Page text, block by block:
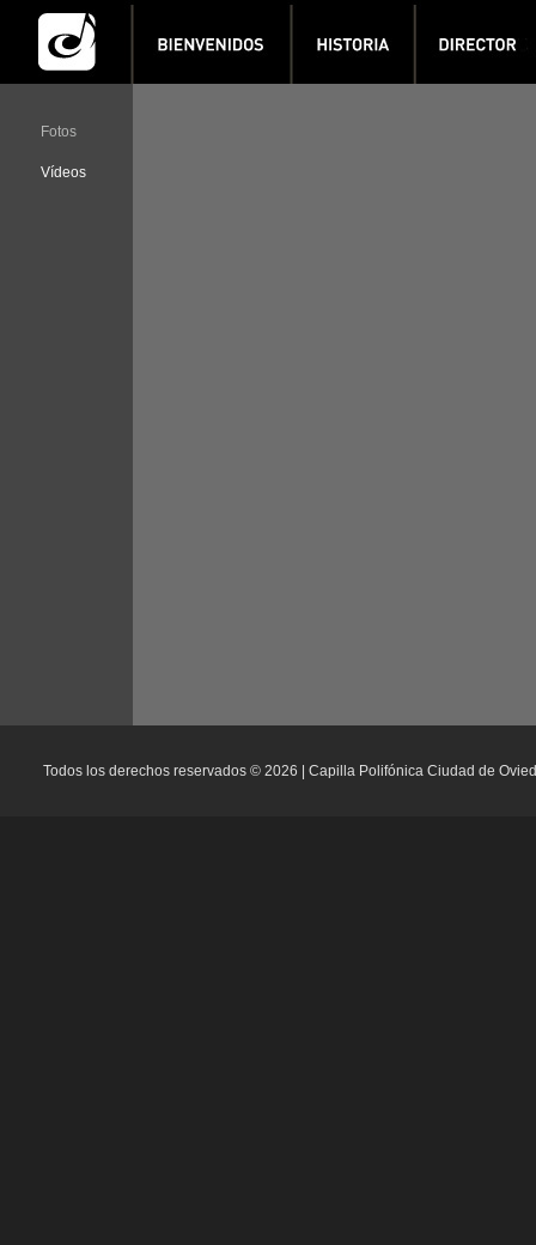
Fotos
Vídeos
Todos los derechos reservados © 2026 | Capilla Polifónica Ciudad de